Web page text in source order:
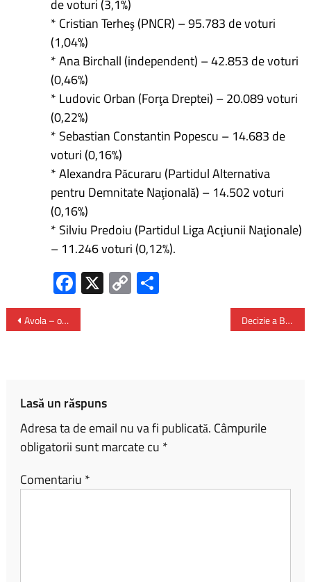
de voturi (3,1%)
* Cristian Terheş (PNCR) – 95.783 de voturi
(1,04%)
* Ana Birchall (independent) – 42.853 de voturi
(0,46%)
* Ludovic Orban (Forţa Dreptei) – 20.089 voturi
(0,22%)
* Sebastian Constantin Popescu – 14.683 de
voturi (0,16%)
* Alexandra Păcuraru (Partidul Alternativa
pentru Demnitate Naţională) – 14.502 voturi
(0,16%)
* Silviu Predoiu (Partidul Liga Acţiunii Naţionale)
– 11.246 voturi (0,12%).
Fa
ce
b
X C
o
Avola – orașul migdalelor Decizie a Biroului Electoral Central
Lasă un răspuns
Adresa ta de email nu va fi publicată. Câmpurile
obligatorii sunt marcate cu *
Comentariu *